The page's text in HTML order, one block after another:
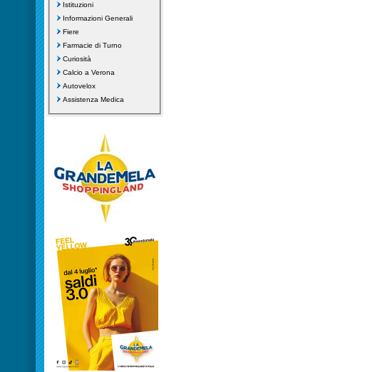
Istituzioni
Informazioni Generali
Fiere
Farmacie di Turno
Curiosità
Calcio a Verona
Autovelox
Assistenza Medica